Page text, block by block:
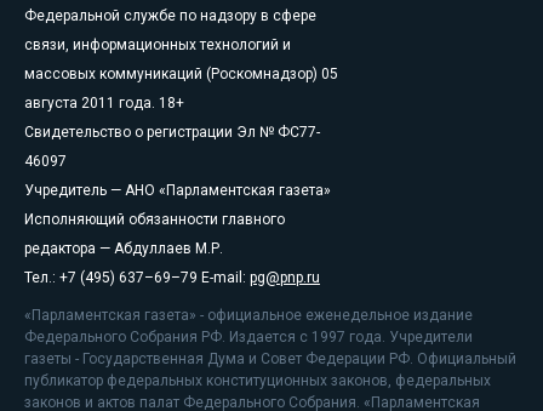
Федеральной службе по надзору в сфере
связи, информационных технологий и
массовых коммуникаций (Роскомнадзор) 05
августа 2011 года. 18+
Свидетельство о регистрации Эл № ФС77-
46097
Учредитель — АНО «Парламентская газета»
Исполняющий обязанности главного
редактора — Абдуллаев М.Р.
Тел.: +7 (495) 637–69–79 E-mail: pg@pnp.ru
«Парламентская газета» - официальное еженедельное издание
Федерального Собрания РФ. Издается с 1997 года. Учредители
газеты - Государственная Дума и Совет Федерации РФ. Официальный
публикатор федеральных конституционных законов, федеральных
законов и актов палат Федерального Собрания. «Парламентская